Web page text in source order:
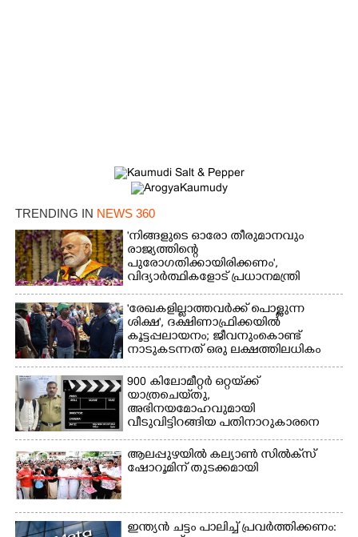
TRENDING IN NEWS 360
'നിങ്ങളുടെ ഓരോ തീരുമാനവും
രാജ്യത്തിന്റെ
പുരോഗതിക്കായിരിക്കണം',​
വിദ്യാർത്ഥികളോട് പ്രധാനമന്ത്രി
'രേഖകളില്ലാത്തവർക്ക് പൊള്ളുന്ന
ശിക്ഷ', ദക്ഷിണാഫ്രിക്കയിൽ
കൂട്ടപ്പലായനം; ജീവനുംകൊണ്ട്
നാടുകടന്നത് ഒരു ലക്ഷത്തിലധികം
പേർ
900 കിലോമീറ്റർ ഒറ്റയ്‌ക്ക്
യാത്രചെ‌യ്‌തു,​
അഭിനയമോഹവുമായി
വീടുവിട്ടിറങ്ങിയ പതിനാറുകാരനെ
കണ്ടെത്തിയത് ഫിലിം സിറ്റിയിൽ
ആലപ്പുഴയിൽ കല്യാൺ സിൽക്‌സ്
ഷോറൂമിന് തുടക്കമായി
ഇന്ത്യൻ ചട്ടം പാലിച്ച് പ്രവർത്തിക്കണം: